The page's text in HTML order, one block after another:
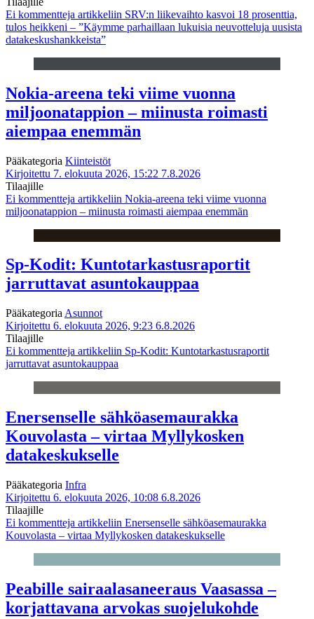
Ei kommentteja artikkeliin SRV:n liikevaihto kasvoi 18 prosenttia,
tulos heikkeni – ”Käymme parhaillaan lukuisia neuvotteluja uusista
datakeskushankkeista”
Nokia-areena teki viime vuonna
miljoonatappion – miinusta roimasti
aiempaa enemmän
Pääkategoria Kiinteistöt
Kirjoitettu 7. elokuuta 2026, 15:22 7.8.2026
Tilaajille
Ei kommentteja artikkeliin Nokia-areena teki viime vuonna
miljoonatappion – miinusta roimasti aiempaa enemmän
Sp-Kodit: Kuntotarkastusraportit
jarruttavat asuntokauppaa
Pääkategoria Asunnot
Kirjoitettu 6. elokuuta 2026, 9:23 6.8.2026
Tilaajille
Ei kommentteja artikkeliin Sp-Kodit: Kuntotarkastusraportit
jarruttavat asuntokauppaa
Enersenselle sähköasemaurakka
Kouvolasta – virtaa Myllykosken
datakeskukselle
Pääkategoria Infra
Kirjoitettu 6. elokuuta 2026, 10:08 6.8.2026
Tilaajille
Ei kommentteja artikkeliin Enersenselle sähköasemaurakka
Kouvolasta – virtaa Myllykosken datakeskukselle
Peabille sairaalasaneeraus Vaasassa –
korjattavana arvokas suojelukohde